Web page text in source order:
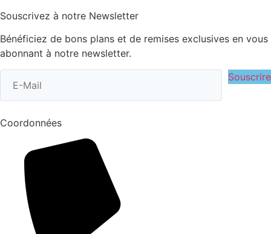
Souscrivez à notre Newsletter
Bénéficiez de bons plans et de remises exclusives en vous
abonnant à notre newsletter.
Souscrire
Coordonnées